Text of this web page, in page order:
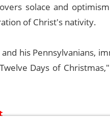
solace and
of Christ's nativity.
his Pennsylvanians,
Days of